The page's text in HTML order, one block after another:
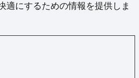
適にするための情報を提供しま